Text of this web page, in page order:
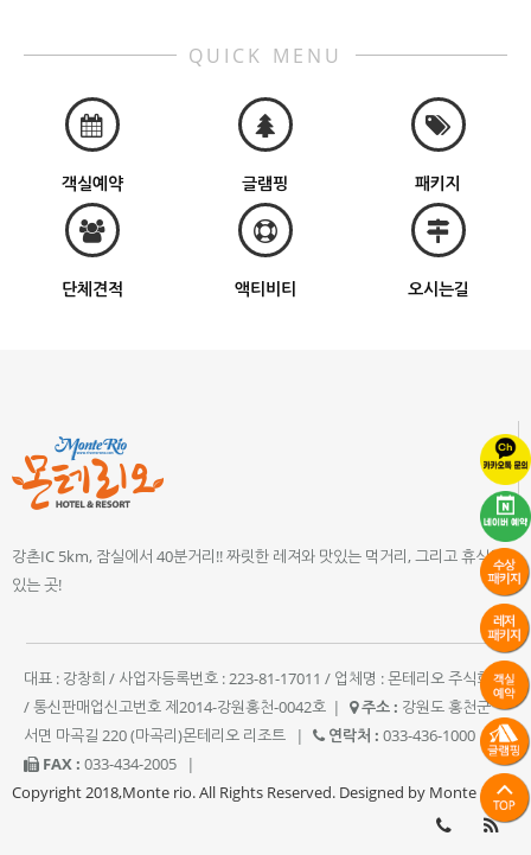
QUICK MENU
객실예약 글램핑 패키지
단체견적 액티비티 오시는길
강촌IC 5km, 잠실에서 40분거리!! 짜릿한 레져와 맛있는 먹거리, 그리고 휴식이
있는 곳!
대표 : 강창희 / 사업자등록번호 : 223-81-17011 / 업체명 : 몬테리오 주식회사
/ 통신판매업신고번호 제2014-강원홍천-0042호 | 주소 : 강원도 홍천군
서면 마곡길 220 (마곡리)몬테리오 리조트
| 연락처 : 033-436-1000
|
FAX : 033-434-2005
|
Copyright 2018,Monte rio. All Rights Reserved. Designed by Monte rio.